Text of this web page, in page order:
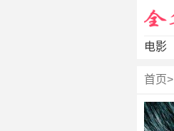
电影
首页>